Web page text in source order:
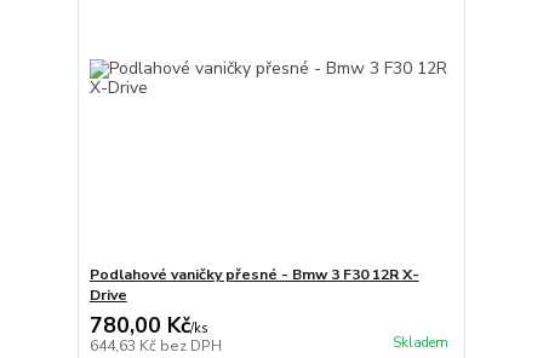
Podlahové vaničky přesné - Bmw 3 F30 12R X-
Drive
780,00 Kč/ks
644,63 Kč bez DPH Skladem